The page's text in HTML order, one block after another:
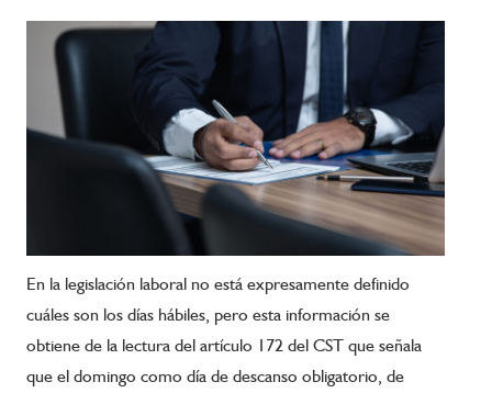
En la legislación laboral no está expresamente definido
cuáles son los días hábiles, pero esta información se
obtiene de la lectura del artículo 172 del CST que señala
que el domingo como día de descanso obligatorio, de